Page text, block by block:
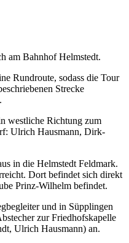
am Bahnhof Helmstedt.
Rundroute, sodass die Tour
Strecke
westliche Richtung zum
Ulrich Hausmann, Dirk-
in die Helmstedt Feldmark.
Dort befindet sich direkt
Prinz-Wilhelm befindet.
und in Süpplingen
zur Friedhofskapelle
Ulrich Hausmann) an.